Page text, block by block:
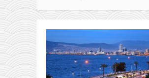
море
в
Турцию
всего